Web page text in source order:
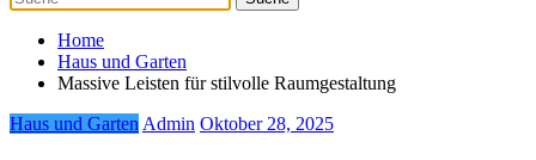
Home
Haus und Garten
Massive Leisten für stilvolle Raumgestaltung
Haus und Garten Admin Oktober 28, 2025